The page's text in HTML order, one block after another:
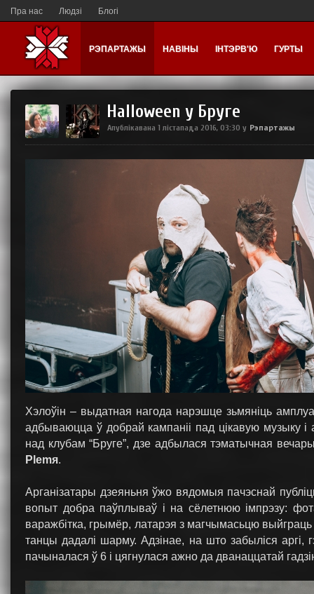
Пра нас Людзі Блогі
РЭПАРТАЖЫ НАВІНЫ ІНТЭРВ'Ю ГУРТЫ
Halloween у Бруге
Апублікавана 1 лістапада 2016, 03:30 у Рэпартажы
Хэлоўін – выдатная нагода нарэшце зьмяніць
адбываюцца ў добрай кампаніі пад цікавую музыку і
над клубам “Бруге”, дзе адбылася тэматычная
Plemя.
Арганізатары дзеяньня ўжо вядомыя пачэснай
вопыт добра паўплываў і на сёлетнюю імпрэзу:
варажбітка, грымёр, латарэя з магчымасьцю
танцы дадалі шарму. Адзінае, на што забыліся
пачыналася ў 6 і цягнулася ажно да дванаццатай